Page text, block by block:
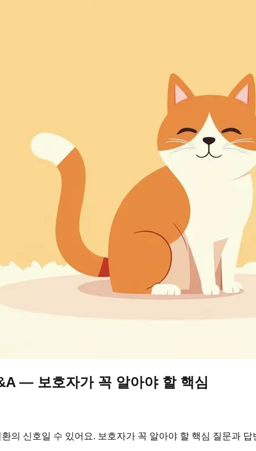
— 보호자가 꼭 알아야 할 핵심
의 신호일 수 있어요. 보호자가 꼭 알아야 할 핵심 질문과 답